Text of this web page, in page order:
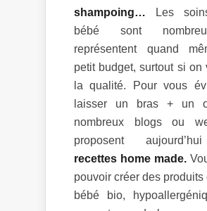
shampoing… Les
bébé sont
représentent quand
petit budget, surtout si on
la qualité. Pour vous
laisser un bras + un
nombreux blogs ou
proposent
recettes home made.
pouvoir créer des produits
bébé bio,